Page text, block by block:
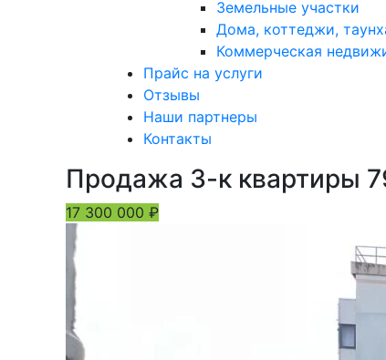
Земельные участки
Дома, коттеджи,
Коммерческая
Прайс на услуги
Отзывы
Наши партнеры
Контакты
Продажа 3-к квартиры
17 300 000 ₽